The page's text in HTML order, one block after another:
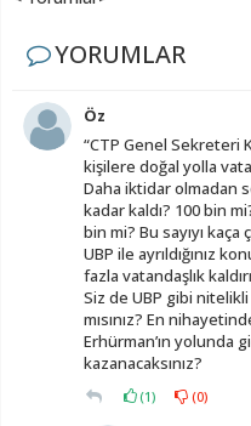
YORUMLAR
Öz
“CTP Genel Sekreteri
kişilere doğal yolla
Daha iktidar olmadan
kadar kaldı? 100 bin
bin mi? Bu sayıyı kaça
UBP ile ayrıldığınız
fazla vatandaşlık
Siz de UBP gibi
mısınız? En
Erhürman’ın yolunda
kazanacaksınız?
(1) (0)